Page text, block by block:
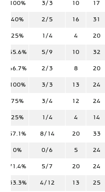
17
10
3/3
100%
31
16
2/5
40%
20
4
1/4
25%
32
10
5/9
55.6%
20
8
2/3
66.7%
24
13
3/3
100%
24
12
3/4
75%
14
4
1/4
25%
33
20
8/14
57.1%
24
5
0/6
0%
24
20
5/7
71.4%
25
13
4/12
33.3%